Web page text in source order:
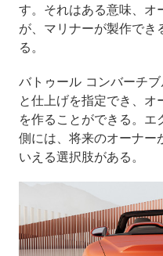
す。それはある意味、オ
が、マリナーが製作でき
る。
バトゥール コンバーチ
と仕上げを指定でき、
を作ることができる。エ
側には、将来のオーナー
いえる選択肢がある。